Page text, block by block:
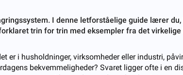
I denne letforståelige guide lærer
trin for trin med eksempler fra det virkelige
er i husholdninger, virksomheder eller industri,
bekvemmeligheder? Svaret ligger ofte i en